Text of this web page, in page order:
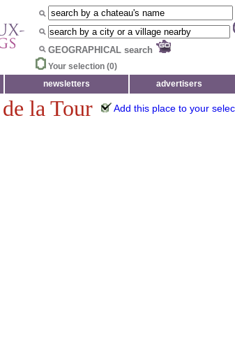
GEOGRAPHICAL search
Your selection (0)
newsletters advertisers
la Tour Add this place to your